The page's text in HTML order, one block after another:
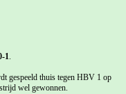
1.
gespeeld thuis tegen HBV 1 op
wel gewonnen.